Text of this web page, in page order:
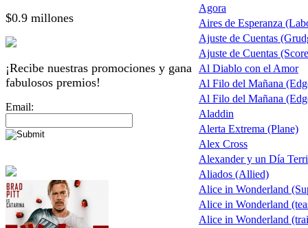
$0.9 millones
¡Recibe nuestras promociones y gana
fabulosos premios!
Email:
Agora
Aires de Esperanza
Ajuste de Cuentas
Ajuste de Cuentas
Al Diablo con el Amor
Al Filo del Mañana
Al Filo del Mañana
Aladdin
Alerta Extrema (Plane)
Alex Cross
Alexander y un Día
Aliados (Allied)
Alice in Wonderland
Alice in Wonderland
Alice in Wonderland